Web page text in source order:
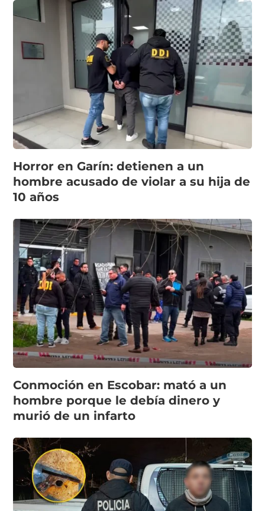
Horror en Garín: detienen a un
hombre acusado de violar a su hija de
10 años
Conmoción en Escobar: mató a un
hombre porque le debía dinero y
murió de un infarto